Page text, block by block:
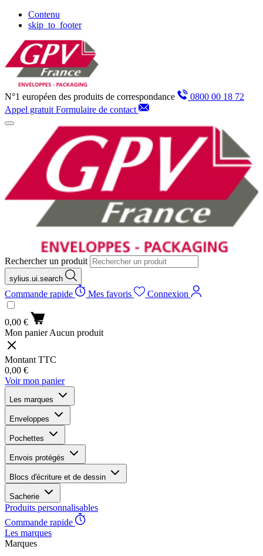
Contenu
skip_to_footer
N°1 européen des produits de correspondance
0800 00 18 72
Appel gratuit Formulaire de contact
Rechercher un produit
sylius.ui.search
Commande rapide Mes favoris Connexion
0,00 €
Mon panier Aucun produit
Montant TTC
0,00 €
Voir mon panier
Les marques
Enveloppes
Pochettes
Envois protégés
Blocs d'écriture et de dessin
Sacherie
Produits personnalisables
Commande rapide
Les marques
Marques